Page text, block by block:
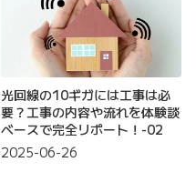
光回線の10ギガには工事は必
要？工事の内容や流れを体験談
ベースで完全リポート！-02
2025-06-26